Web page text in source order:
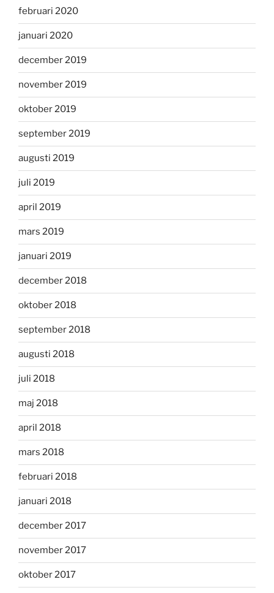
februari 2020
januari 2020
december 2019
november 2019
oktober 2019
september 2019
augusti 2019
juli 2019
april 2019
mars 2019
januari 2019
december 2018
oktober 2018
september 2018
augusti 2018
juli 2018
maj 2018
april 2018
mars 2018
februari 2018
januari 2018
december 2017
november 2017
oktober 2017